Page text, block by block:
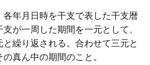
各年月日時を干支で表した干支暦
が一周した期間を一元として、
繰り返される。合わせて三元と
真ん中の期間のこと。